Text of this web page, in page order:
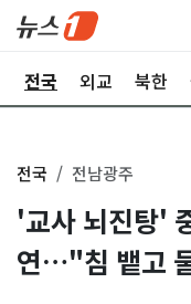
전국 외교 북한
전국 전남광주
'교사 뇌진탕'
연…"침 뱉고